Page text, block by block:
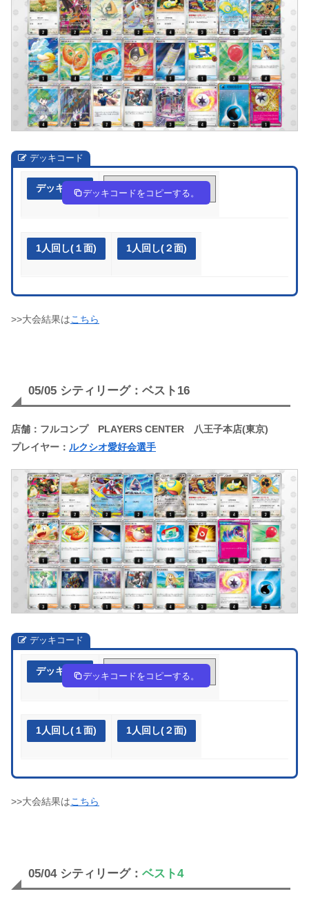
デッキコード
デッキ作成 GYa84x-L35dOF-c8D8cD
デッキコードをコピーする。
1人回し(１面) 1人回し(２面)
>>大会結果はこちら
05/05 シティリーグ：ベスト16
店舗：フルコンプ PLAYERS CENTER 八王子本店(東京)
プレイヤー： ルクシオ愛好会選手
デッキコード
デッキ作成 SpRMEp-GiMtPU-MSySpy
デッキコードをコピーする。
1人回し(１面) 1人回し(２面)
>>大会結果はこちら
05/04 シティリーグ： ベスト4